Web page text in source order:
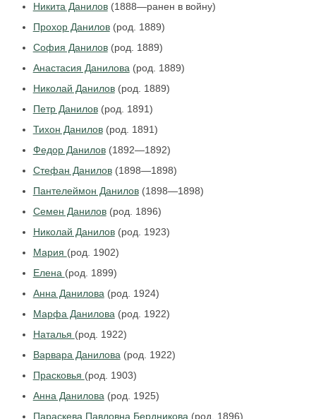
Никита Данилов(1888—ранен в войну)
Прохор Данилов(род. 1889)
София Данилов(род. 1889)
Анастасия Данилова(род. 1889)
Николай Данилов(род. 1889)
Петр Данилов(род. 1891)
Тихон Данилов(род. 1891)
Федор Данилов(1892—1892)
Стефан Данилов(1898—1898)
Пантелеймон Данилов(1898—1898)
Семен Данилов(род. 1896)
Николай Данилов(род. 1923)
Мария (род. 1902)
Елена (род. 1899)
Анна Данилова(род. 1924)
Марфа Данилова(род. 1922)
Наталья (род. 1922)
Варвара Данилова(род. 1922)
Прасковья (род. 1903)
Анна Данилова(род. 1925)
Параскева Павловна Бердникова(род. 1896)